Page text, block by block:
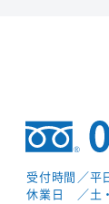
受付時間 ／平
休業日
／土